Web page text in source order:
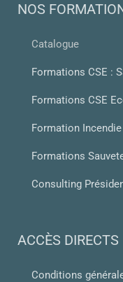
NOS
Catalogue
Formations CSE :
Formations CSE
Formation
Formations
Consulting
ACCÈS DIRECTS
Conditions